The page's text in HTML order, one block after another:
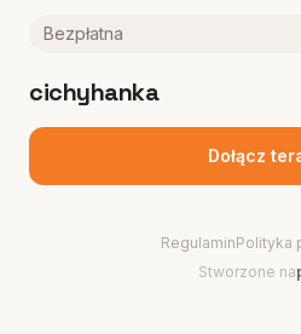
Bezpłatna
cichyhanka
Dołącz
RegulaminPolityka
Stworzone na